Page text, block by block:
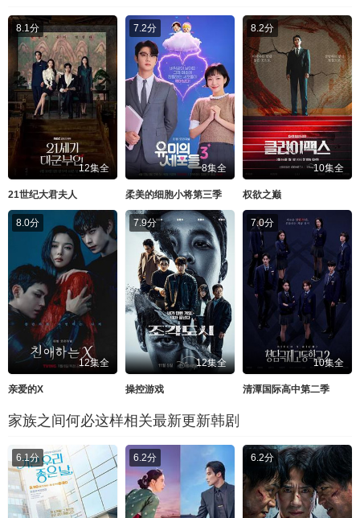
8.1分
12集全
21世纪大君夫人
7.2分
8集全
柔美的细胞小将第三季
8.2分
10集全
权欲之巅
8.0分
12集全
亲爱的X
7.9分
12集全
操控游戏
7.0分
10集全
清潭国际高中第二季
家族之间何必这样相关最新更新韩剧
6.1分 6.2分 6.2分